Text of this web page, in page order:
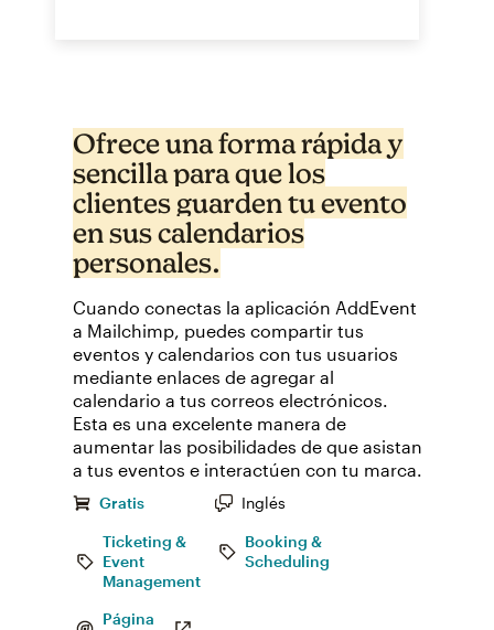
Ofrece una forma rápida y
sencilla para que los
clientes guarden tu evento
en sus calendarios
personales.
Cuando conectas la aplicación AddEvent
a Mailchimp, puedes compartir tus
eventos y calendarios con tus usuarios
mediante enlaces de agregar al
calendario a tus correos electrónicos.
Esta es una excelente manera de
aumentar las posibilidades de que asistan
a tus eventos e interactúen con tu marca.
Gratis Inglés
Ticketing &
Event
Management
Booking &
Scheduling
Página